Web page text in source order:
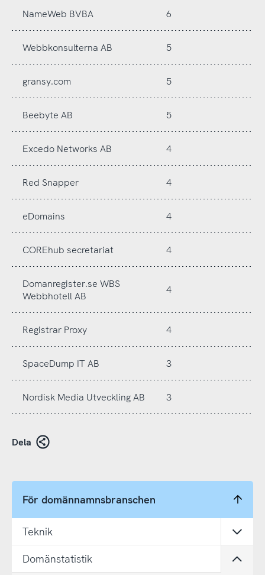
NameWeb BVBA 6
Webbkonsulterna AB 5
gransy.com 5
Beebyte AB 5
Excedo Networks AB 4
Red Snapper 4
eDomains 4
COREhub secretariat 4
Domanregister.se WBS
Webbhotell AB
4
Registrar Proxy 4
SpaceDump IT AB 3
Nordisk Media Utveckling AB 3
Dela
För domännamnsbranschen
Teknik
Domänstatistik